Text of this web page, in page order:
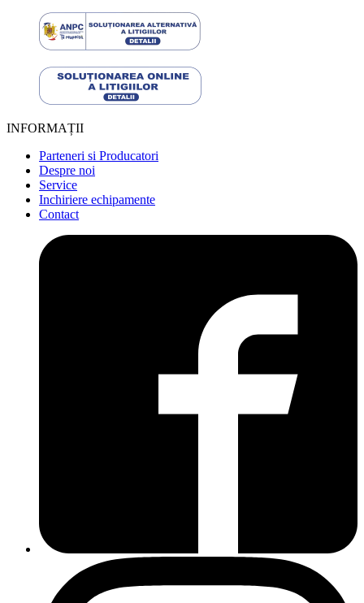
INFORMAȚII
Parteneri si Producatori
Despre noi
Service
Inchiriere echipamente
Contact